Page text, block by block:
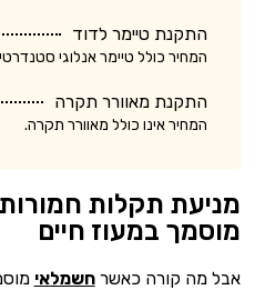
התקנת טיימר לדוד
המחיר כולל טיימר אנלוגי
התקנת מאוורר תקרה
המחיר אינו כולל מאוורר תקרה.
מניעת תקלות
מוסמך במעוז חיים
אבל מה קורה כאשרחשמלאי